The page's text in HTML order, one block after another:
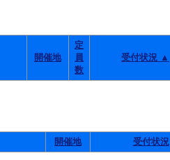
開催地
定
員
数
受付状況 ▲
開催地 受付状況